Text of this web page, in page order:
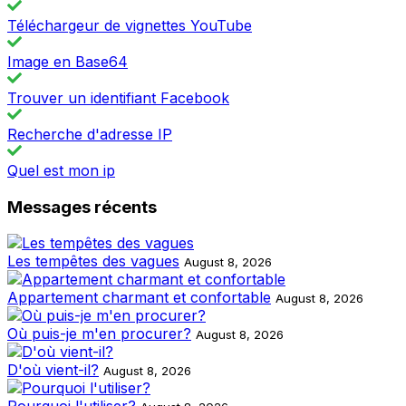
Téléchargeur de vignettes YouTube
Image en Base64
Trouver un identifiant Facebook
Recherche d'adresse IP
Quel est mon ip
Messages récents
Les tempêtes des vagues August 8, 2026
Appartement charmant et confortable August 8, 2026
Où puis-je m'en procurer? August 8, 2026
D'où vient-il? August 8, 2026